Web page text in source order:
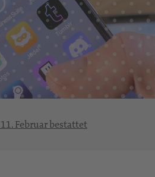
Februar bestattet